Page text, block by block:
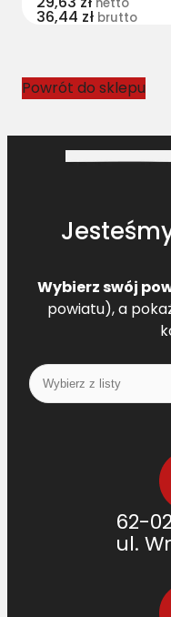
1
9
36,44 zł brutto
Powrót do sklepu
Wybierz swój
powiatu), a
62-
ul.